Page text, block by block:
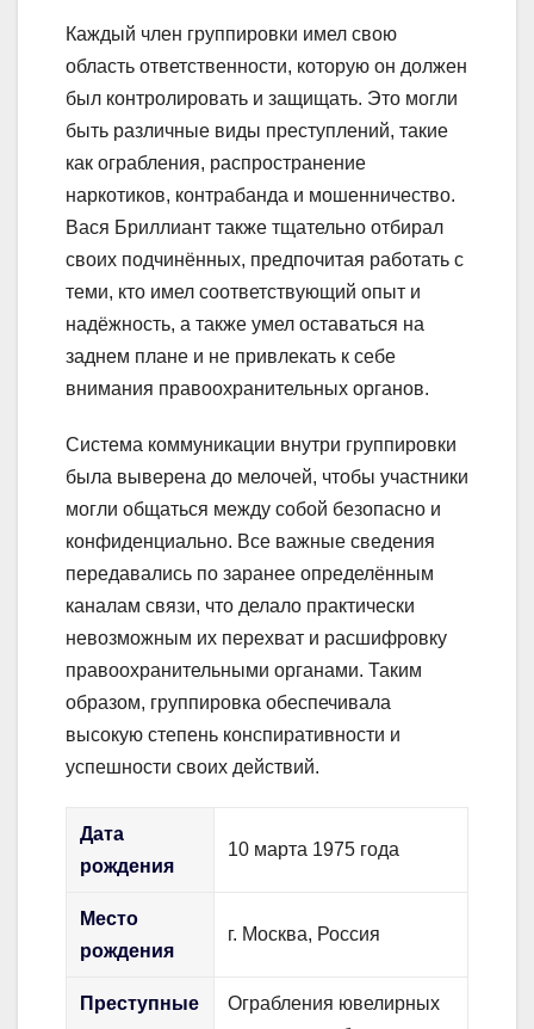
Каждый член группировки имел свою
область ответственности, которую он должен
был контролировать и защищать. Это могли
быть различные виды преступлений, такие
как ограбления, распространение
наркотиков, контрабанда и мошенничество.
Вася Бриллиант также тщательно отбирал
своих подчинённых, предпочитая работать с
теми, кто имел соответствующий опыт и
надёжность, а также умел оставаться на
заднем плане и не привлекать к себе
внимания правоохранительных органов.
Система коммуникации внутри группировки
была выверена до мелочей, чтобы участники
могли общаться между собой безопасно и
конфиденциально. Все важные сведения
передавались по заранее определённым
каналам связи, что делало практически
невозможным их перехват и расшифровку
правоохранительными органами. Таким
образом, группировка обеспечивала
высокую степень конспиративности и
успешности своих действий.
Дата
рождения
10 марта 1975 года
Место
рождения
г. Москва, Россия
Преступные
Ограбления ювелирных